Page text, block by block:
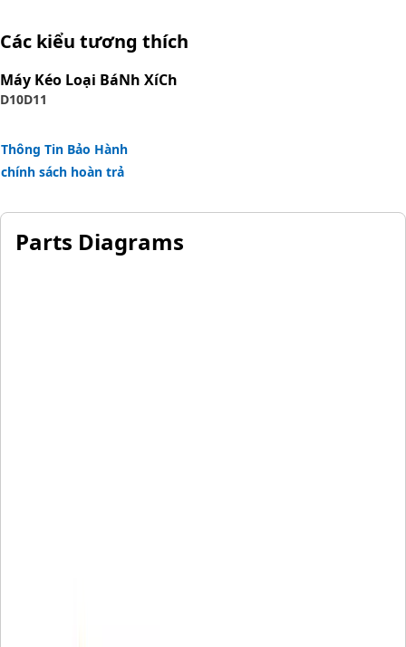
Các kiểu tương thích
Máy Kéo Loại BáNh XíCh
D10D11
Thông Tin Bảo Hành
chính sách hoàn trả
Parts Diagrams